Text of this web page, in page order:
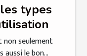
types
seulement
aussi le bon...